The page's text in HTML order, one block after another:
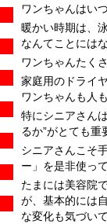
ワンちゃんはい
暖かい時期は、
なんてことには
ワンちゃんたく
家庭用のドライ
ワンちゃんも人
特にシニアさん
るか”がとても重
シニアさんこそ
ー」を是非使っ
たまには美容院
が、基本的には
な変化も気づい